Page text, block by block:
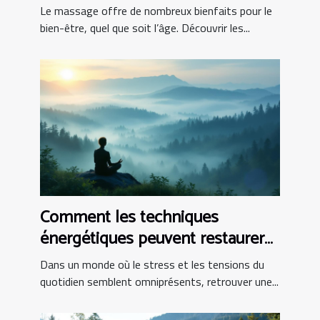
Le massage offre de nombreux bienfaits pour le
bien-être, quel que soit l’âge. Découvrir les...
Comment les techniques
énergétiques peuvent restaurer
l'harmonie intérieure ?
Dans un monde où le stress et les tensions du
quotidien semblent omniprésents, retrouver une...